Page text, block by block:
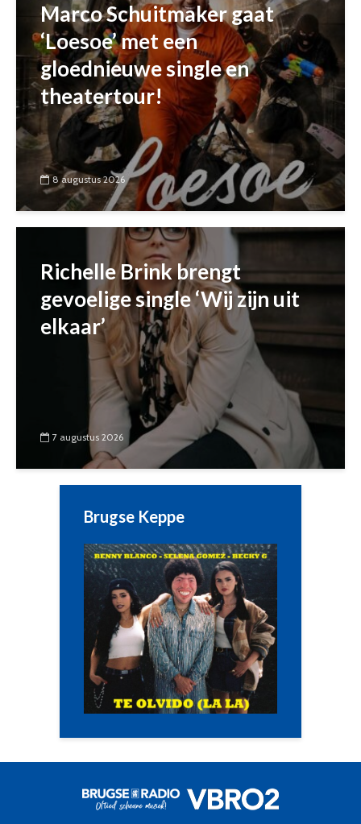
Marco Schuitmaker gaat
‘Loesoe’ met een
gloednieuwe single en
theatertour!
8 augustus 2026
Richelle Brink brengt
gevoelige single ‘Wij zijn uit
elkaar’
7 augustus 2026
Brugse Keppe